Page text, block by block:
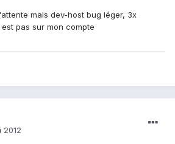
mais dev-host bug léger, 3x
pas sur mon compte
2012